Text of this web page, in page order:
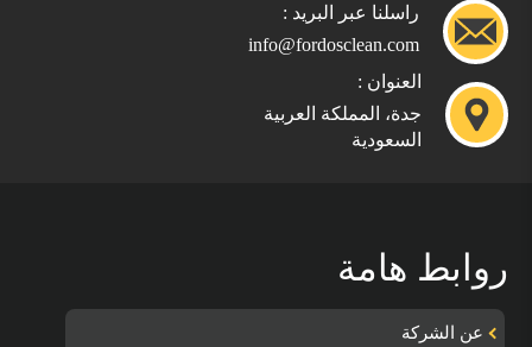
راسلنا عبر البريد :
info@fordosclean.com
العنوان :
جدة، المملكة العربية
السعودية
روابط هامة
عن الشركة